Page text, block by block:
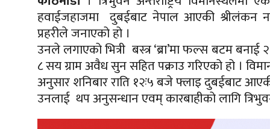
हवाईजहाजमा दुबईबाट नेपाल आएकी श्रीलंकन
प्रहरीले जनाएको हो ।
उनले लगाएको भित्री बस्त्र‘ब्रा’माफल्सबटम बनाई
८ सय ग्रामअवैधसुन सहित पक्राउ गरिएको हो ।
अनुसार शनिबार राति १२ः५बजेफ्लाइदुबईबाट
उनलाई थप अनुसन्धान एवम् कारबाहीको लागि